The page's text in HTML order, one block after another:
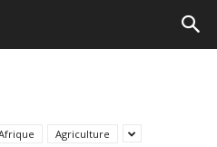
Agriculture